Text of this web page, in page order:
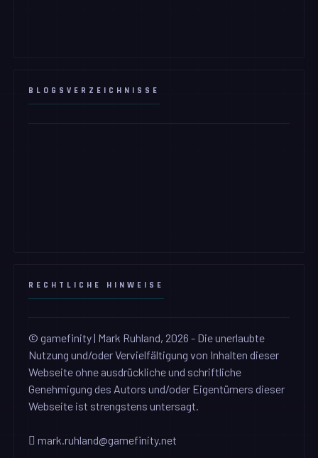
BLOGSVERZEICHNISSE
RECHTLICHE HINWEISE
© gamefinity | Mark Ruhland, 2026 - Die unerlaubte
Nutzung und/oder Vervielfältigung von Inhalten dieser
Webseite ohne ausdrückliche und schriftliche
Genehmigung des Autors und/oder Eigentümers dieser
Webseite ist strengstens untersagt.
mark.ruhland@gamefinity.net